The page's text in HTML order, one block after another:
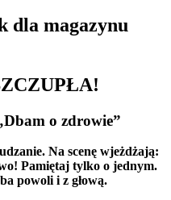
dla magazynu
o zdrowie”
Na scenę wjeżdżają:
Pamiętaj tylko o jednym.
powoli i z głową.